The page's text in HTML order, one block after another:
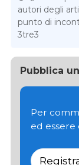
autori degli
punto di
3tre3
Pubblica
Per
ed essere